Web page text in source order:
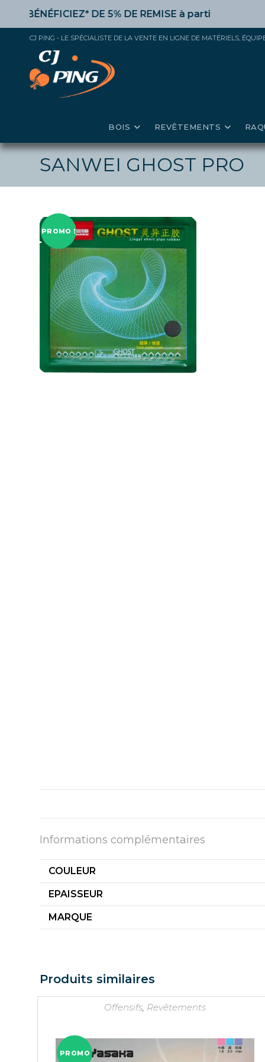
content
DE 5% DE REMISEà partir de 50€ d’achat,
CJ PING - LE SPÉCIALISTE DE LA VENTE EN LIGNE DE MATÉRIELS,
BOIS REVÊTEMENTS
SANWEI GHOST PRO
PROMO !
Informations complémentaires
COULEUR
EPAISSEUR
MARQUE
Produits similaires
Offensifs, Revêtements
PROMO